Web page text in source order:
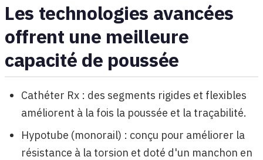
Les technologies avancées
offrent une meilleure
capacité de poussée
Cathéter Rx : des segments rigides et flexibles
améliorent à la fois la poussée et la traçabilité.
Hypotube (monorail) : conçu pour améliorer la
résistance à la torsion et doté d'un manchon en